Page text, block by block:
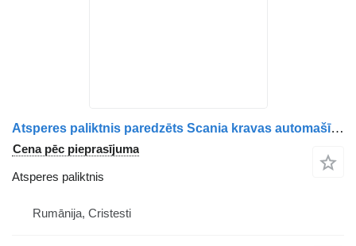
Atsperes paliktnis paredzēts Scania kravas automašīnas
Cena pēc pieprasījuma
Atsperes paliktnis
Rumānija, Cristesti